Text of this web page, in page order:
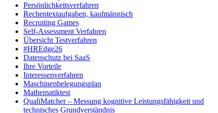
Persönlichkeitsverfahren
Rechentextaufgaben, kaufmännisch
Recruiting Games
Self-Assessment Verfahren
Übersicht Testverfahren
#HREdge26
Datenschutz bei SaaS
Ihre Vorteile
Interessenverfahren
Maschinenbelegungsplan
Mathematiktest
QualiMatcher – Messung kognitive Leistungsfähigkeit und
technisches Grundverständnis